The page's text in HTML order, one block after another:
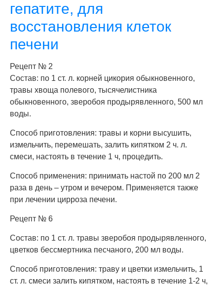
гепатите, для
восстановления клеток
печени
Рецепт № 2
Состав: по 1 ст. л. корней цикория обыкновенного,
травы хвоща полевого, тысячелистника
обыкновенного, зверобоя продырявленного, 500 мл
воды.
Способ приготовления: травы и корни высушить,
измельчить, перемешать, залить кипятком 2 ч. л.
смеси, настоять в течение 1 ч, процедить.
Способ применения: принимать настой по 200 мл 2
раза в день – утром и вечером. Применяется также
при лечении цирроза печени.
Рецепт № 6
Состав: по 1 ст. л. травы зверобоя продырявленного,
цветков бессмертника песчаного, 200 мл воды.
Способ приготовления: траву и цветки измельчить, 1
ст. л. смеси залить кипятком, настоять в течение 1-2 ч,